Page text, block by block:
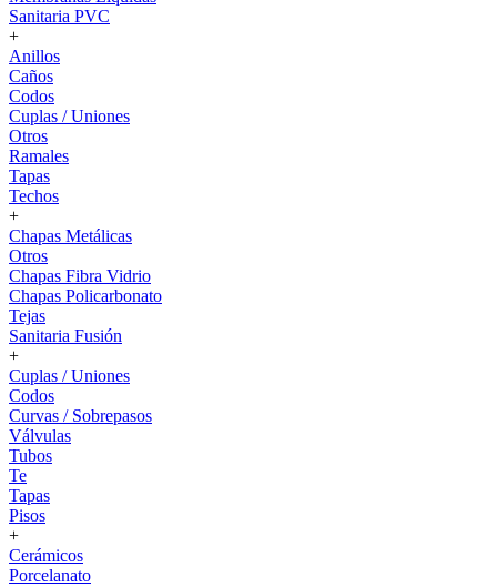
Sanitaria PVC
+
Anillos
Caños
Codos
Cuplas / Uniones
Otros
Ramales
Tapas
Techos
+
Chapas Metálicas
Otros
Chapas Fibra Vidrio
Chapas Policarbonato
Tejas
Sanitaria Fusión
+
Cuplas / Uniones
Codos
Curvas / Sobrepasos
Válvulas
Tubos
Te
Tapas
Pisos
+
Cerámicos
Porcelanato